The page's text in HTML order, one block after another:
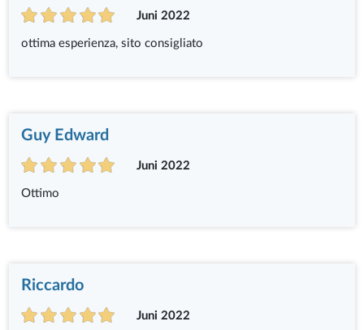
Juni 2022
ottima esperienza, sito consigliato
Guy Edward
Juni 2022
Ottimo
Riccardo
Juni 2022